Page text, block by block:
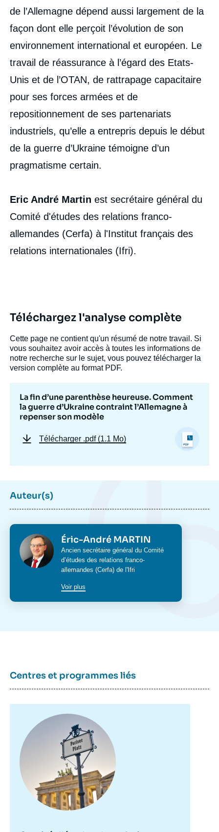
de l’Allemagne dépend aussi largement de la
façon dont elle perçoit l’évolution de son
environnement international et européen. Le
travail de réassurance à l’égard des Etats-
Unis et de l’OTAN, de rattrapage capacitaire
pour ses forces armées et de
repositionnement de ses partenariats
industriels, qu’elle a entrepris depuis le début
de la guerre d’Ukraine témoigne d’un
pragmatisme certain.
Eric André Martin est secrétaire général du
Comité d'études des relations franco-
allemandes (Cerfa) à l'Institut français des
relations internationales (Ifri).
Téléchargez l'analyse complète
Cette page ne contient qu'un résumé de notre travail. Si
vous souhaitez avoir accès à toutes les informations de
notre recherche sur le sujet, vous pouvez télécharger la
version complète au format PDF.
La fin d’une parenthèse heureuse. Comment
la guerre d’Ukraine contraint l’Allemagne à
repenser son modèle
Télécharger .pdf (1.1 Mo)
Auteur(s)
Photo Éric-André MARTIN
Intitulé
du
poste
Ancien secrétaire général du Comité
d’études des relations franco-
allemandes (Cerfa) de l'Ifri
Voir plus
Centres et programmes liés
principale
Image
de
couverture
Éric-André MARTIN, « La fin d’une
d’Ukraine contraint l’Allemagne à repenser
son modèle », Notes, Notes du Cerfa, Ifri,
28 septembre 2023.
Copier